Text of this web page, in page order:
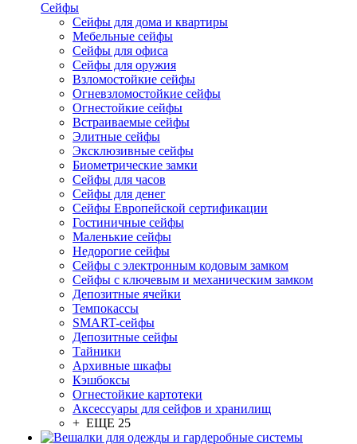
Сейфы
Сейфы для дома и квартиры
Мебельные сейфы
Сейфы для офиса
Сейфы для оружия
Взломостойкие сейфы
Огневзломостойкие сейфы
Огнестойкие сейфы
Встраиваемые сейфы
Элитные сейфы
Эксклюзивные сейфы
Биометрические замки
Сейфы для часов
Сейфы для денег
Сейфы Европейской сертификации
Гостиничные сейфы
Маленькие сейфы
Недорогие сейфы
Сейфы с электронным кодовым замком
Сейфы с ключевым и механическим замком
Депозитные ячейки
Темпокассы
SMART-сейфы
Депозитные сейфы
Тайники
Архивные шкафы
Кэшбоксы
Огнестойкие картотеки
Аксессуары для сейфов и хранилищ
+ ЕЩЕ 25